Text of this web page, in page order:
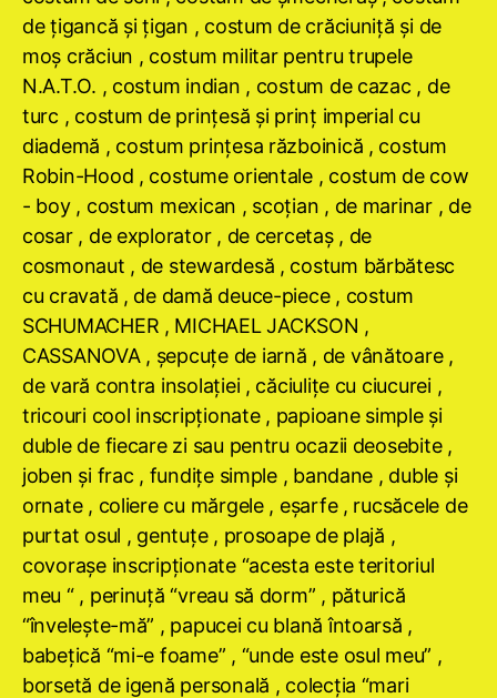
de ţigancă şi ţigan , costum de crăciuniţă şi de
moş crăciun , costum militar pentru trupele
N.A.T.O. , costum indian , costum de cazac , de
turc , costum de prinţesă şi prinţ imperial cu
diademă , costum prinţesa războinică , costum
Robin-Hood , costume orientale , costum de cow
- boy , costum mexican , scoţian , de marinar , de
cosar , de explorator , de cercetaş , de
cosmonaut , de stewardesă , costum bărbătesc
cu cravată , de damă deuce-piece , costum
SCHUMACHER , MICHAEL JACKSON ,
CASSANOVA , şepcuţe de iarnă , de vânătoare ,
de vară contra insolaţiei , căciuliţe cu ciucurei ,
tricouri cool inscripţionate , papioane simple şi
duble de fiecare zi sau pentru ocazii deosebite ,
joben şi frac , fundiţe simple , bandane , duble şi
ornate , coliere cu mărgele , eşarfe , rucsăcele de
purtat osul , gentuţe , prosoape de plajă ,
covoraşe inscripţionate “acesta este teritoriul
meu “ , perinuţă “vreau să dorm” , păturică
“înveleşte-mă” , papucei cu blană întoarsă ,
babeţică “mi-e foame” , “unde este osul meu” ,
borsetă de igenă personală , colecţia “mari